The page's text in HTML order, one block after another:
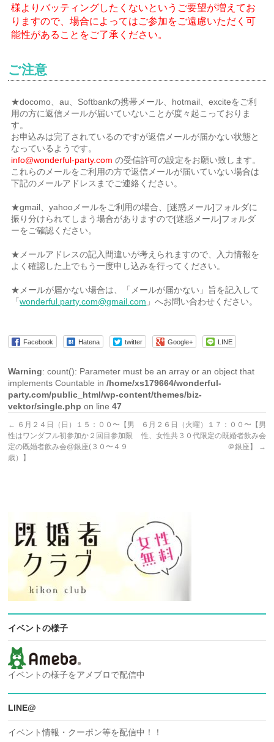
様よりバッティングしたくないというご要望が増えてお
りますので、場合によってはご参加をご遠慮いただく可
能性があることをご了承ください。
ご注意
★docomo、au、Softbankの携帯メール、hotmail、exciteをご利
用の方に返信メールが届いていないことが度々起こっておりま
す。
お申込みは完了されているのですが返信メールが届かない状態と
なっているようです。
info@wonderful-party.com の受信許可の設定をお願い致します。
これらのメールをご利用の方で返信メールが届いていない場合は
下記のメールアドレスまでご連絡ください。
★gmail、yahooメールをご利用の場合、[迷惑メール]フォルダに
振り分けられてしまう場合がありますので[迷惑メール]フォルダ
ーをご確認ください。
★メールアドレスの記入間違いが考えられますので、入力情報を
よく確認した上でもう一度申し込みを行ってください。
★メールが届かない場合は、「メールが届かない」旨を記入して
「wonderful.party.com@gmail.com 」へお問い合わせください。
Facebook Hatena twitter Google+ LINE
Warning: count(): Parameter must be an array or an object that
implements Countable in/home/xs179664/wonderful-
party.com/public_html/wp-content/themes/biz-
vektor/single.php on line47
← ６月２４日（日）１５：００〜【男
性はワンダフル初参加か２回目参加限
定の既婚者飲み会@銀座(３０〜４９
歳）】
６月２６日（火曜）１７：００〜【男
性、女性共３０代限定の既婚者飲み会
＠銀座】
→
イベントの様子
イベントの様子をアメブロで配信中
LINE@
イベント情報・クーポン等を配信中！！